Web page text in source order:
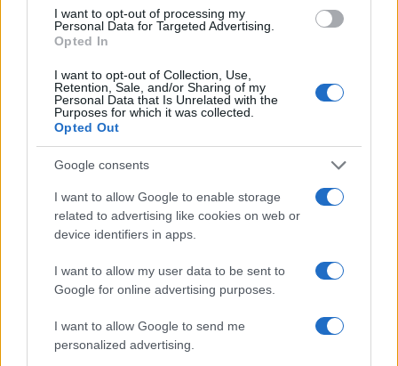
I want to opt-out of processing my
Personal Data for Targeted Advertising.
Opted In
I want to opt-out of Collection, Use,
Retention, Sale, and/or Sharing of my
Personal Data that Is Unrelated with the
Purposes for which it was collected.
Opted Out
Google consents
I want to allow Google to enable storage
related to advertising like cookies on web or
device identifiers in apps.
I want to allow my user data to be sent to
Google for online advertising purposes.
I want to allow Google to send me
personalized advertising.
ΕΚΔΗΛΩΣΕΙΣ
14/05/2025 - 11:01πμ